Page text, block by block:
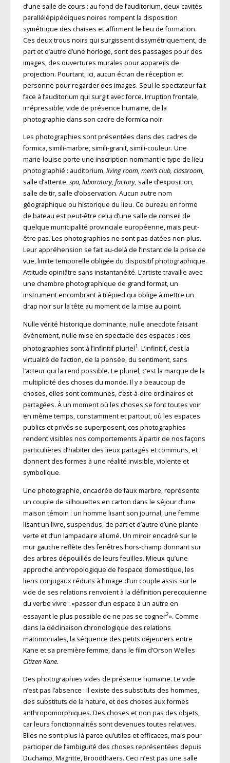
d’une salle de cours : au fond de l’auditorium, deux cavités
parallélépipédiques noires rompent la disposition
symétrique des chaises et affirment le lieu de formation.
Ces deux trous noirs qui surgissent dissymétriquement, de
part et d’autre d’une horloge, sont des passages pour des
images, des ouvertures murales pour appareils de
projection. Pourtant, ici, aucun écran de réception et
personne pour regarder des images. Seul le spectateur fait
face à l’auditorium qui surgit avec force. Irruption frontale,
irrépressible, vide de présence humaine, de la
photographie dans son cadre de formica noir.
Les photographies sont présentées dans des cadres de
formica, simili-marbre, simili-granit, simili-couleur. Une
marie-louise porte une inscription nommant le type de lieu
photographié : auditorium,living room, men’s club, classroom,
salle d’attente,spa, laboratory, factory, salle d’exposition,
salle de tir, salle d’obser­vation. Aucun autre nom
géographique ou historique du lieu. Ce bureau en forme
de bateau est peut-être celui d’une salle de conseil de
quelque municipalité provinciale européenne, mais peut-
être pas. Les photographies ne sont pas datées non plus.
Leur appréhension se fait au-delà de l’instant de la prise de
vue, limite temporelle obligée du dispositif photographique.
Atti­tude opiniâtre sans instantanéité. L’artiste travaille avec
une chambre photographique de grand format, un
instrument encombrant à trépied qui oblige à mettre un
drap noir sur la tête au moment de la mise au point.
Nulle vérité historique dominante, nulle anecdote faisant
événement, nulle mise en spectacle des espaces : ces
photographies sont à l’infinitif pluriel1 . L’infinitif, c’est la
virtualité de l’action, de la pensée, du sentiment, sans
l’acteur qui la rend possible. Le pluriel, c’est la marque de la
multiplicité des choses du monde. Il y a beaucoup de
choses, elles sont communes, c’est-à-dire ordinaires et
partagées. À un moment où les choses se font toutes voir
en même temps, constamment et partout, où les espaces
publics et privés se superposent, ces photographies
rendent visibles nos comportements à partir de nos façons
particulières d’habiter des lieux partagés et communs, et
donnent des formes à une réalité invisible, violente et
symbolique.
Une photographie, encadrée de faux marbre, représente
un couple de silhouettes en carton dans le séjour d’une
maison témoin : un homme lisant son journal, une femme
lisant un livre, suspendus, de part et d’autre d’une plante
verte et d’un lampadaire allumé. Un miroir encadré sur le
mur gauche reflète des fenêtres hors-champ donnant sur
des arbres dépouillés de leurs feuilles. Mieux qu’une
approche anthropologique de l’espace domestique, les
liens conjugaux réduits à l’image d’un couple assis sur le
vide de ses relations renvoient à la définition perecquienne
du verbe vivre : «passer d’un espace à un autre en
essayant le plus possible de ne pas se cogner2». Comme
dans la déclinaison chronologique des relations
matrimoniales, la séquence des petits déjeuners entre
Kane et sa première femme, dans le film d’Orson Welles
Citizen Kane.
Des photographies vides de présence humaine. Le vide
n’est pas l’absence : il existe des substituts des hommes,
des substituts de la nature, et des choses aux formes
anthropomorphiques. Des choses et non pas des objets,
car leurs fonctionnalités sont devenues toutes relatives.
Elles ne sont plus là parce qu’utiles et efficaces, mais pour
participer de l’ambiguïté des choses repré­sentées depuis
Duchamp, Magritte, Broodthaers. Ceci n’est pas une salle